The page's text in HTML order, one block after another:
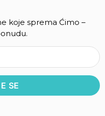
koje sprema Ćimo –